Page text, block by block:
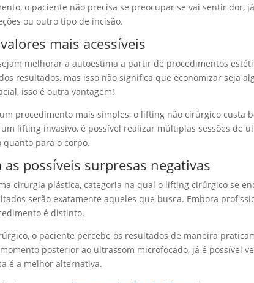
o paciente não precisa se preocupar se vai sentir dor,
ou outro tipo de incisão.
mais acessíveis
melhorar a autoestima a partir de procedimentos
resultados, mas isso não significa que economizar seja
isso é outra vantagem!
procedimento mais simples, o lifting não cirúrgico custa
lifting invasivo, é possível realizar múltiplas sessões de
quanto para o corpo.
as possíveis surpresas negativas
cirurgia plástica, categoria na qual o lifting cirúrgico se
serão exatamente aqueles que busca. Embora
é distinto.
o paciente percebe os resultados de maneira
posterior ao ultrassom microfocado, já é possível
é a melhor alternativa.